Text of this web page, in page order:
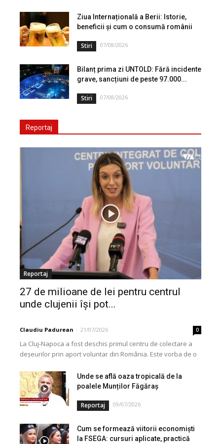
Ziua Internațională a Berii: Istorie,
beneficii și cum o consumă românii
Stiri 07/08/2026
Bilanț prima zi UNTOLD: Fără incidente
grave, sancțiuni de peste 97.000...
Stiri 07/08/2026
Reportaj
Reportaj
27 de milioane de lei pentru centrul
unde clujenii își pot...
Claudiu Padurean - 21/07/2026 0
La Cluj-Napoca a fost deschis primul centru de colectare a
deșeurilor prin aport voluntar din România. Este vorba de o
Unde se află oaza tropicală de la
poalele Munților Făgăraș
Reportaj 09/07/2026
Cum se formează viitorii economiști
la FSEGA: cursuri aplicate, practică